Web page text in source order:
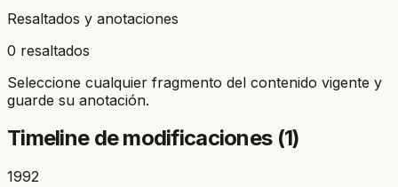
Resaltados y anotaciones
0 resaltados
Seleccione cualquier fragmento del contenido vigente y
guarde su anotación.
Timeline de modificaciones (1)
1992